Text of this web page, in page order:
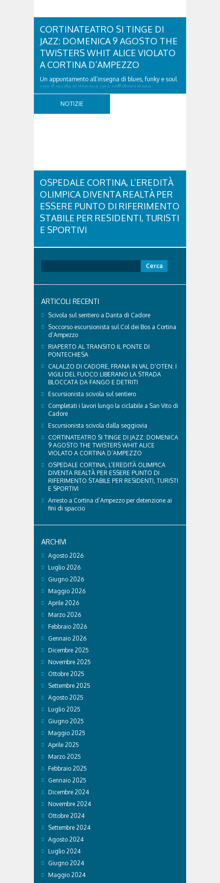
CORTINATEATRO SI TINGE DI
JAZZ: DOMENICA 9 AGOSTO THE
TWISTERS WHIT ALICE VIOLATO
A CORTINA D’AMPEZZO
Un appuntamento all’insegna di blues, funky e soul
con il quale si rinnova una collaborazione
collaudata, quella con il Dolomiti Blues&Soul
Festival. Domenica 9 agosto alle 18.00 in piazza
NOTIZIE
OSPEDALE CORTINA, L’EREDITÀ
OLIMPICA DIVENTA REALTÀ PER
ESSERE PUNTO DI RIFERIMENTO
STABILE PER RESIDENTI, TURISTI
E SPORTIVI
territorio dolomitico. Ospedale Cortina -
struttura parte di GVM Care & Research che durante i
delegazioni e pubblico, sta per entrare in una...
per:
ARTICOLI RECENTI
Scivola sul sentiero a Danta di Cadore
Soccorso escursionista sul Col dei Bos a Cortina
d’Ampezzo
RIAPERTO AL TRANSITO IL PONTE DI
PONTECHIESA
CALALZO DI CADORE, FRANA IN VAL D’OTEN: I
VIGILI DEL FUOCO LIBERANO LA STRADA
BLOCCATA DA FANGO E DETRITI
Escursionista scivola sul sentiero
Completati i lavori lungo la ciclabile a San Vito di
Cadore
Escursionista scivola dalla seggiovia
CORTINATEATRO SI TINGE DI JAZZ: DOMENICA
9 AGOSTO THE TWISTERS WHIT ALICE
VIOLATO A CORTINA D’AMPEZZO
OSPEDALE CORTINA, L’EREDITÀ OLIMPICA
DIVENTA REALTÀ PER ESSERE PUNTO DI
RIFERIMENTO STABILE PER RESIDENTI, TURISTI
E SPORTIVI
Arresto a Cortina d’Ampezzo per detenzione ai
fini di spaccio
ARCHIVI
Agosto 2026
Luglio 2026
Giugno 2026
Maggio 2026
Aprile 2026
Marzo 2026
Febbraio 2026
Gennaio 2026
Dicembre 2025
Novembre 2025
Ottobre 2025
Settembre 2025
Agosto 2025
Luglio 2025
Giugno 2025
Maggio 2025
Aprile 2025
Marzo 2025
Febbraio 2025
Gennaio 2025
Dicembre 2024
Novembre 2024
Ottobre 2024
Settembre 2024
Agosto 2024
Luglio 2024
Giugno 2024
Maggio 2024